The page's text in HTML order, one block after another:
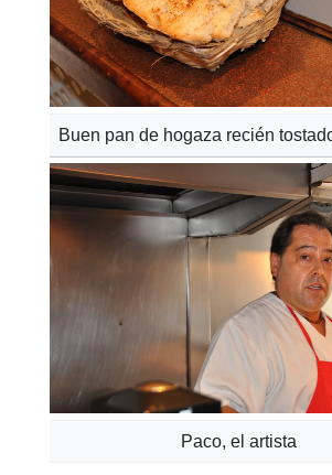
Buen pan de hogaza recién
Paco, el artista